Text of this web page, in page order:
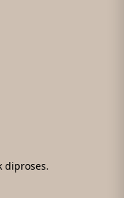
diproses.